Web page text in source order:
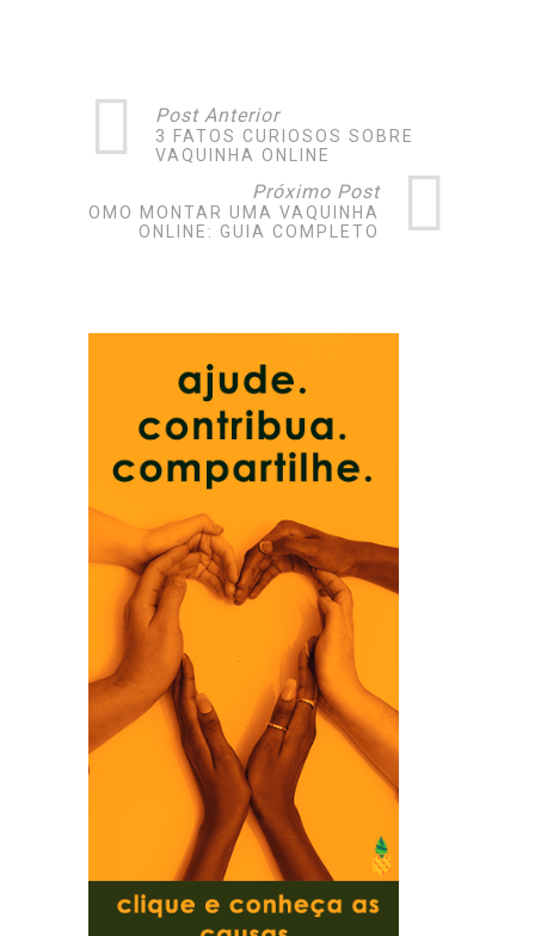
Post Anterior
3 FATOS CURIOSOS SOBRE
VAQUINHA ONLINE
Próximo Post
COMO MONTAR UMA VAQUINHA
ONLINE: GUIA COMPLETO